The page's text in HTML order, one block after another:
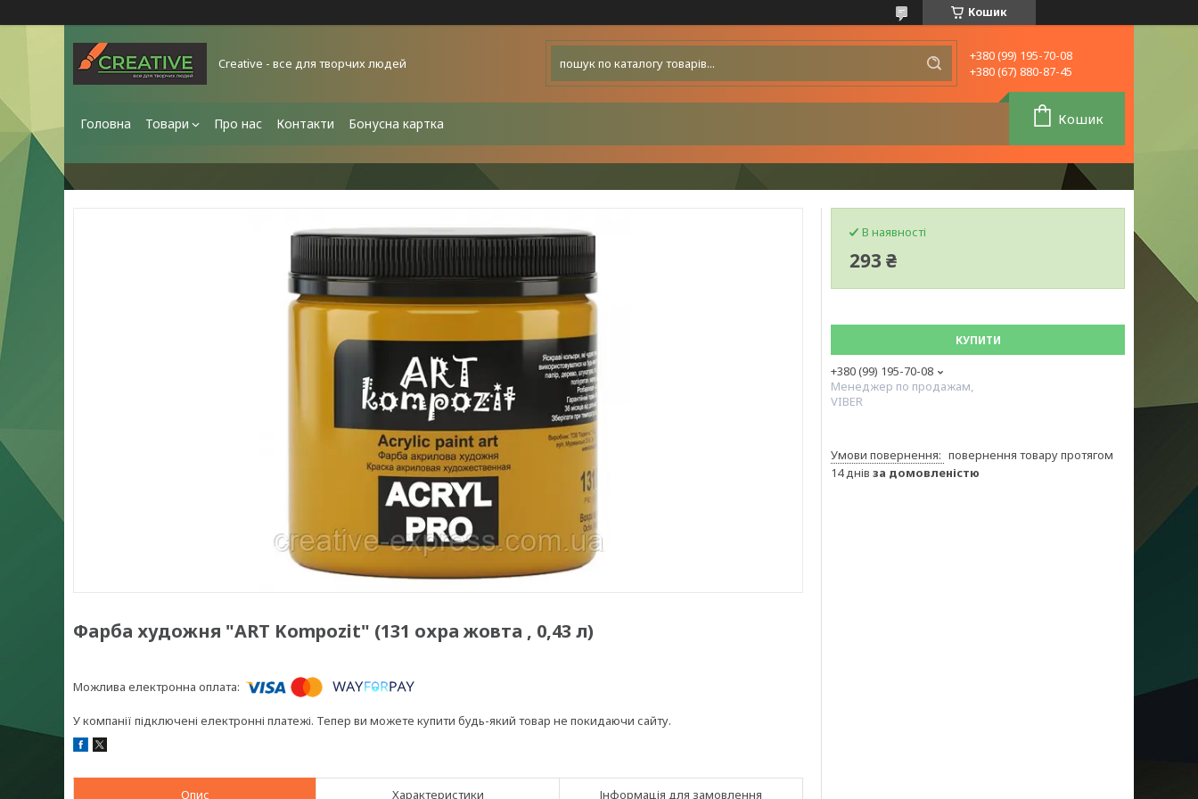
Кошик
Creative - все для творчих людей
+380 (99) 195-70-08
+380 (67) 880-87-45
Головна Товари Про нас Контакти Бонусна картка Кошик
Фарба художня "ART Kompozit" (131 охра жовта , 0,43 л)
У компанії підключені електронні платежі. Тепер ви можете купити будь-який товар не покидаючи сайту.
Опис Характеристики Інформація для замовлення
В наявності
293 ₴
КУПИТИ
+380 (99) 195-70-08
Менеджер по продажам,
VIBER
повернення товару протягом
14 днів за домовленістю